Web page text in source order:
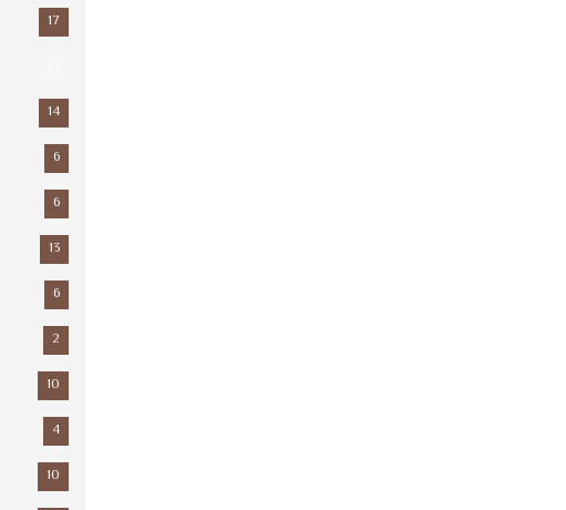
17
14
6
6
13
6
2
10
4
10